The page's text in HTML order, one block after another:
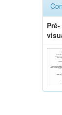
Pré-